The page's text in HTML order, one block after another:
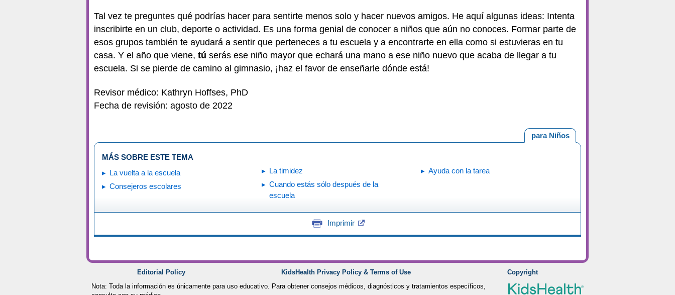
Tal vez te preguntes qué podrías hacer para sentirte menos solo y hacer nuevos amigos. He aquí algunas ideas: Intenta
inscribirte en un club, deporte o actividad. Es una forma genial de conocer a niños que aún no conoces. Formar parte de
esos grupos también te ayudará a sentir que perteneces a tu escuela y a encontrarte en ella como si estuvieras en tu
casa. Y el año que viene, tú serás ese niño mayor que echará una mano a ese niño nuevo que acaba de llegar a tu
escuela. Si se pierde de camino al gimnasio, ¡haz el favor de enseñarle dónde está!
Revisor médico: Kathryn Hoffses, PhD
Fecha de revisión: agosto de 2022
para Niños
MÁS SOBRE ESTE TEMA
La vuelta a la escuela
Consejeros escolares
La timidez
Cuando estás sólo después de la
escuela
Ayuda con la tarea
Imprimir
Editorial Policy KidsHealth Privacy Policy & Terms of Use
Copyright
Nota: Toda la información es únicamente para uso educativo. Para obtener consejos médicos, diagnósticos y tratamientos específicos,